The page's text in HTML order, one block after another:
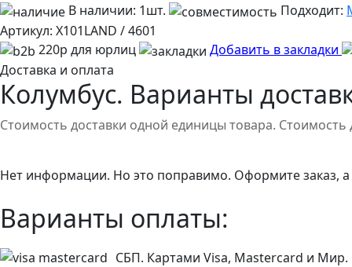
В наличии: 1шт. Подходит:
Артикул: X101LAND / 4601
220р для юрлиц
Добавить в закладки
Доставка и оплата
Колумбус. Варианты
Стоимость доставки одной единицы товара.
Нет информации. Но это поправимо. Оформите заказ,
Варианты оплаты:
СБП. Картами Visa, Mastercard и Мир.